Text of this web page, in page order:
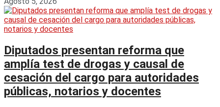
Diputados presentan reforma que
amplía test de drogas y causal de
cesación del cargo para autoridades
públicas, notarios y docentes